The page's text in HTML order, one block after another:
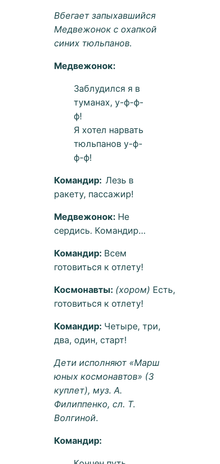
Вбегает запыхавшийся
Медвежонок с охапкой
синих тюльпанов.
Медвежонок:
Заблудился я в
туманах, у-ф-ф-
ф!
Я хотел нарвать
тюльпанов у-ф-
ф-ф!
Командир:Лезь в
ракету, пассажир!
Медвежонок: Не
сердись. Командир…
Командир: Всем
готовиться к отлету!
Космонавты: (хором) Есть,
готовиться к отлету!
Командир: Четыре, три,
два, один, старт!
Дети исполняют «Марш
юных космонавтов» (3
куплет), муз. А.
Филиппенко, сл. Т.
Волгиной.
Командир: